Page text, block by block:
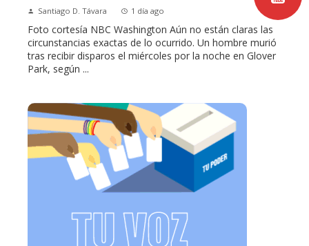
Santiago D. Távara 1 día ago
Foto cortesía NBC Washington Aún no están claras las
circunstancias exactas de lo ocurrido. Un hombre murió
tras recibir disparos el miércoles por la noche en Glover
Park, según ...